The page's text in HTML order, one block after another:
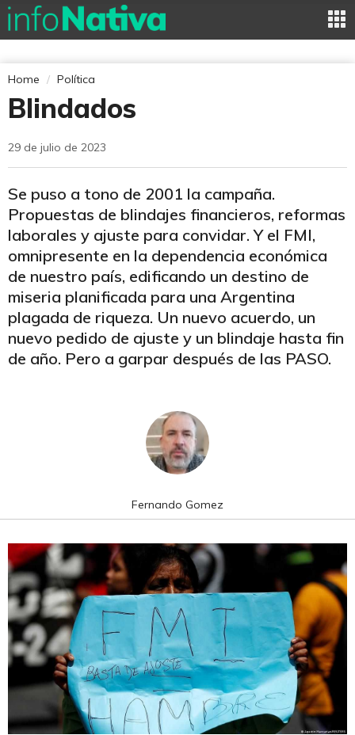
Home Política
Blindados
29 de julio de 2023
Se puso a tono de 2001 la campaña.
Propuestas de blindajes financieros, reformas
laborales y ajuste para convidar. Y el FMI,
omnipresente en la dependencia económica
de nuestro país, edificando un destino de
miseria planificada para una Argentina
plagada de riqueza. Un nuevo acuerdo, un
nuevo pedido de ajuste y un blindaje hasta fin
de año. Pero a garpar después de las PASO.
Fernando Gomez